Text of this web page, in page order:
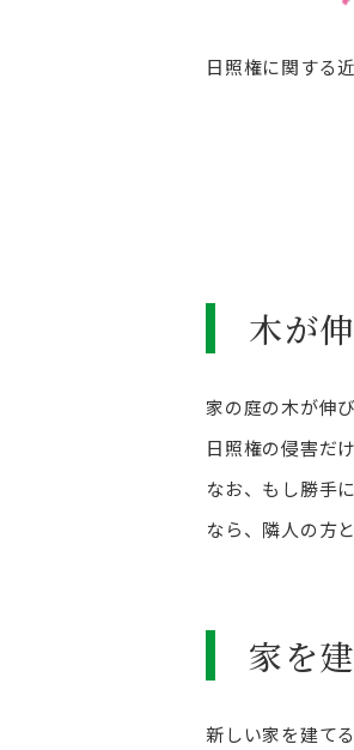
日照権に関する
木が
家の庭の木が伸
日照権の侵害だ
なお、もし勝手
なら、隣人の方
家を
新しい家を建て